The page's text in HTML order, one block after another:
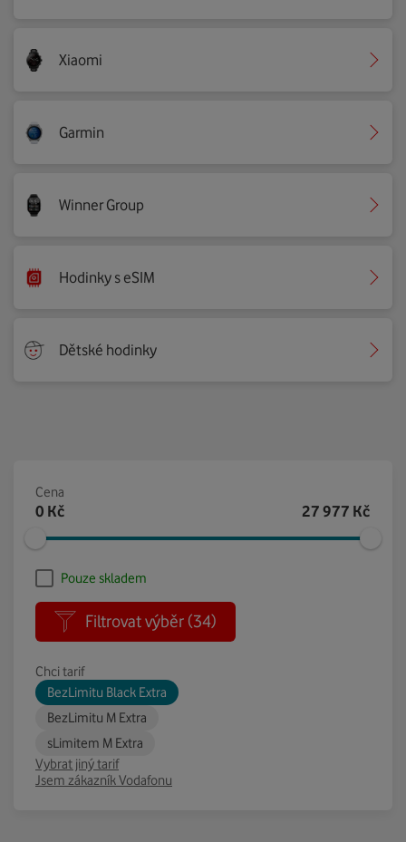
Xiaomi
Garmin
Winner Group
Hodinky s eSIM
Dětské hodinky
Cena
0 Kč 27 977 Kč
Pouze skladem
Filtrovat výběr (34)
Chci tarif
BezLimitu Black Extra
BezLimitu M Extra
sLimitem M Extra
Vybrat jiný tarif
Jsem zákazník Vodafonu